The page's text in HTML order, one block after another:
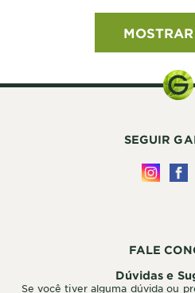
FALE
Dúvidas e
Se você tiver alguma dúvida ou
SEGUIR